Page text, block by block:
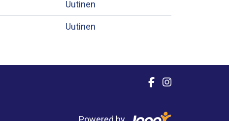
Uutinen
Uutinen